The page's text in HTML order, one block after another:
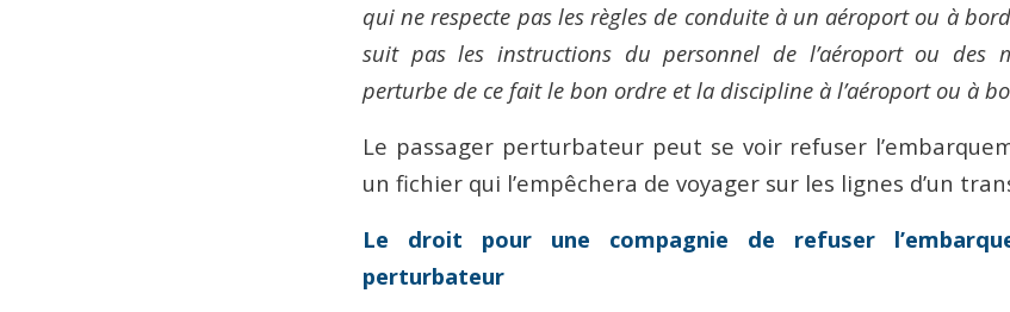
qui ne respecte pas les règles de conduite à un aéroport ou à
suit pas les instructions du personnel de l’aéroport ou des
perturbe de ce fait le bon ordre et la discipline à l’aéroport ou à
Le passager perturbateur peut se voir refuser
un fichier qui l’empêchera de voyager sur les lignes d’un
Le droit pour une compagnie de refuser
perturbateur